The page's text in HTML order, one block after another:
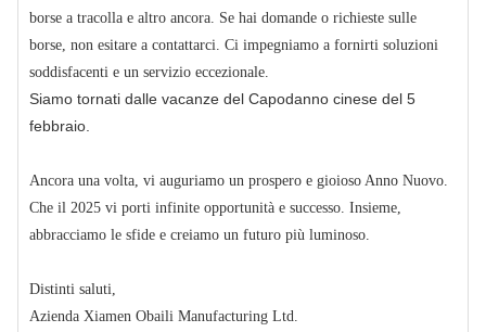
borse a tracolla e altro ancora. Se hai domande o richieste sulle
borse, non esitare a contattarci. Ci impegniamo a fornirti soluzioni
soddisfacenti e un servizio eccezionale.
Siamo tornati dalle vacanze del Capodanno cinese del 5
febbraio.
Ancora una volta, vi auguriamo un prospero e gioioso Anno Nuovo.
Che il 2025 vi porti infinite opportunità e successo. Insieme,
abbracciamo le sfide e creiamo un futuro più luminoso.
Distinti saluti,
Azienda Xiamen Obaili Manufacturing Ltd.